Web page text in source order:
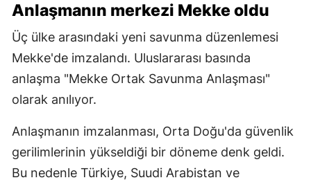
Anlaşmanın merkezi Mekke oldu
Üç ülke arasındaki yeni savunma düzenlemesi
Mekke'de imzalandı. Uluslararası basında
anlaşma "Mekke Ortak Savunma Anlaşması"
olarak anılıyor.
Anlaşmanın imzalanması, Orta Doğu'da güvenlik
gerilimlerinin yükseldiği bir döneme denk geldi.
Bu nedenle Türkiye, Suudi Arabistan ve